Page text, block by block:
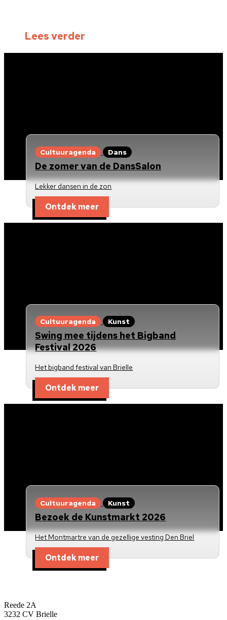
Lees verder
Cultuuragenda Dans
De zomer van de DansSalon
Lekker dansen in de zon
Ontdek meer
Cultuuragenda Kunst
Swing mee tijdens het Bigband
Festival 2026
Het bigband festival van Brielle
Ontdek meer
Cultuuragenda Kunst
Bezoek de Kunstmarkt 2026
Het Montmartre van de gezellige vesting Den Briel
Ontdek meer
Reede 2A
3232 CV Brielle